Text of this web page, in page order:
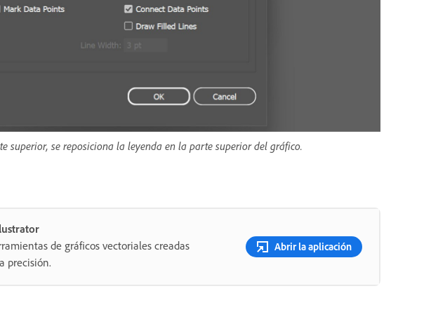
superior, se reposiciona la leyenda en la parte superior del gráfico.
de gráficos vectoriales creadas
precisión.
Abrir la aplicación